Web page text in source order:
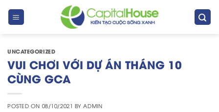
UNCATEGORIZED
VUI CHƠI VỚI DỰ ÁN THÁNG 10
CÙNG GCA
POSTED ON 08/10/2021 BY ADMIN